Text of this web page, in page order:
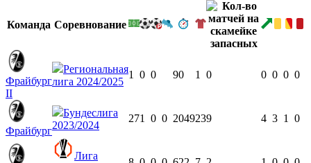
Команда Соревнование
Фрайбург
II
Региональная
лига 2024/2025
1 0 0 90 1 0 0 0 0 0
Фрайбург
Бундеслига
2023/2024
271 0 0 2049239 4 3 1 0
Лига